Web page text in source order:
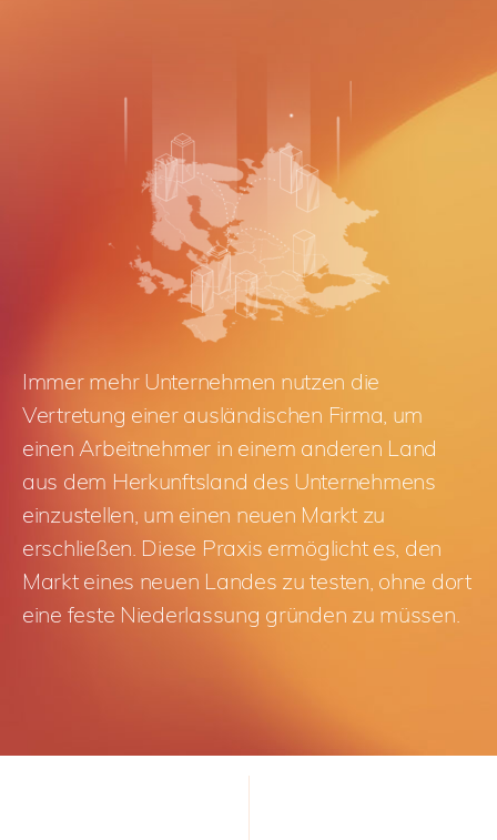
Immer mehr Unternehmen nutzen die
Vertretung einer ausländischen Firma, um
einen Arbeitnehmer in einem anderen Land
aus dem Herkunftsland des Unternehmens
einzustellen, um einen neuen Markt zu
erschließen. Diese Praxis ermöglicht es, den
Markt eines neuen Landes zu testen, ohne dort
eine feste Niederlassung gründen zu müssen.